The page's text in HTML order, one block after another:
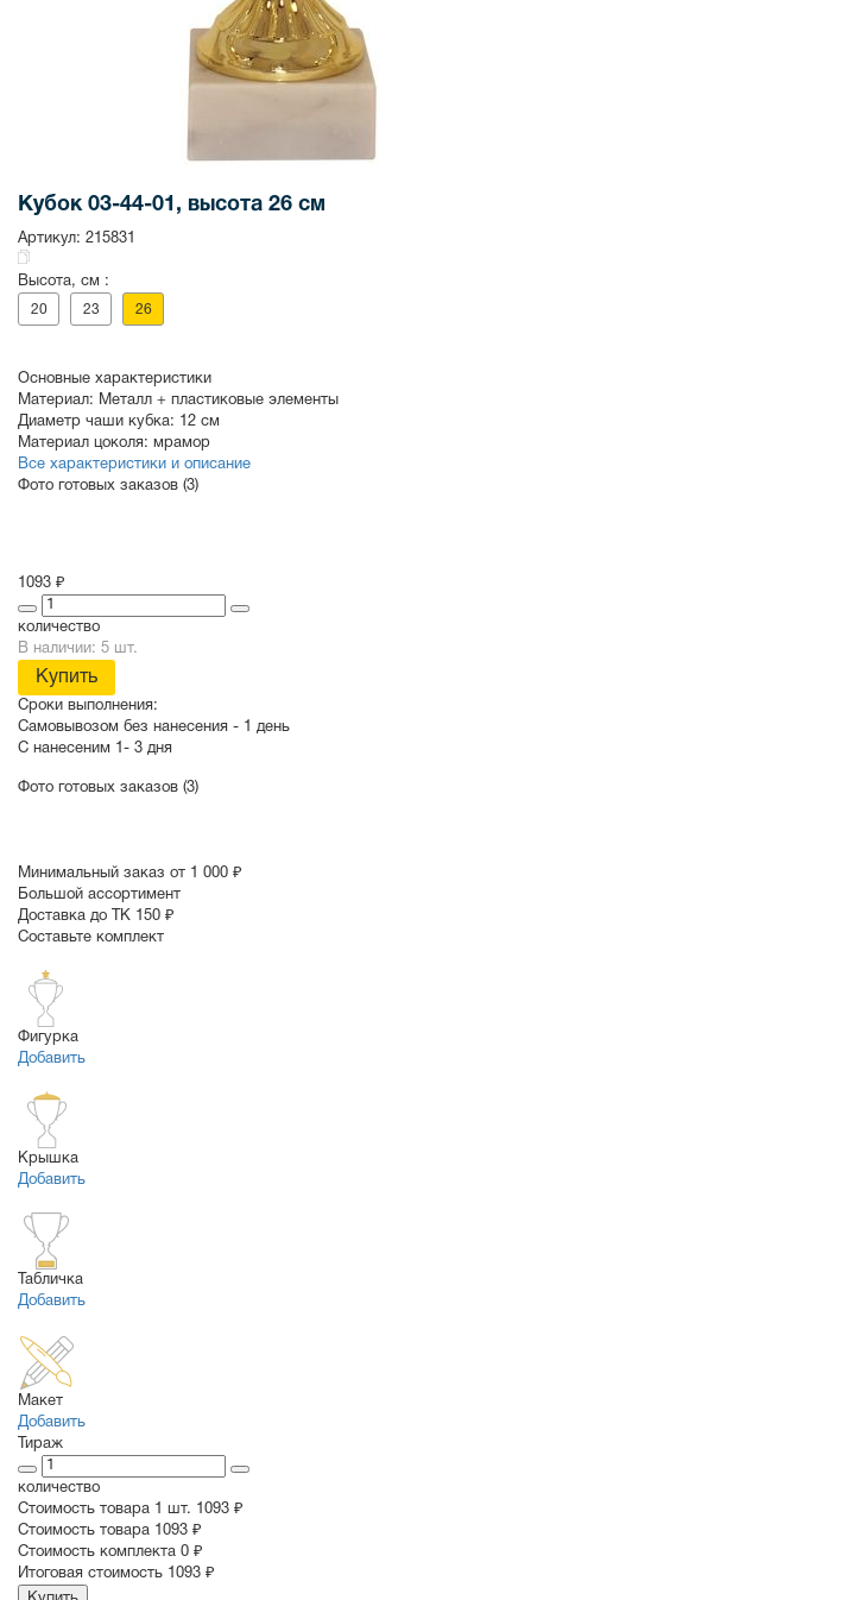
Кубок 03-44-01, высота 26 см
Артикул: 215831
Высота, см :
20 23 26
Основные характеристики
Материал: Металл + пластиковые элементы
Диаметр чаши кубка: 12 см
Материал цоколя: мрамор
Все характеристики и описание
Фото готовых заказов (3)
1093 ₽
количество
В наличии: 5 шт.
Купить
Сроки выполнения:
Самовывозом без нанесения - 1 день
С нанесеним 1- 3 дня
Фото готовых заказов (3)
Минимальный заказ от 1 000 ₽
Большой ассортимент
Доставка до ТК 150 ₽
Составьте комплект
Фигурка
Добавить
Крышка
Добавить
Табличка
Добавить
Макет
Добавить
Тираж
количество
Стоимость товара 1 шт. 1093 ₽
Cтоимость товара 1093 ₽
Стоимость комплекта 0 ₽
Итоговая стоимость 1093 ₽